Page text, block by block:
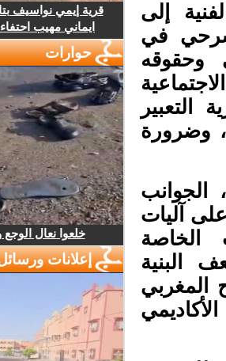
إلى
في
وضرورة
آليات
الخاصة
البنية
قرية إيمي نواسيف
ايماني مهيب
حوارات
خلعوا نعال الوجع
إعلانات ورسائل